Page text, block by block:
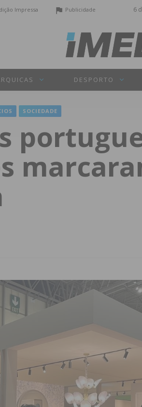
6
Impressa Publicidade
DESPORTO
SOCIEDADE